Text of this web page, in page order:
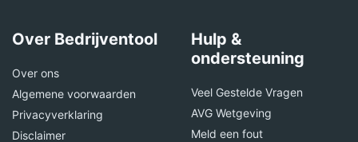
Over Bedrijventool
Over ons
Algemene voorwaarden
Privacyverklaring
Disclaimer
Hulp &
ondersteuning
Veel Gestelde Vragen
AVG Wetgeving
Meld een fout